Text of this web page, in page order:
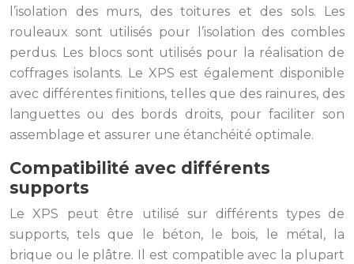
l’isolation des murs, des toitures et des sols. Les
rouleaux sont utilisés pour l’isolation des combles
perdus. Les blocs sont utilisés pour la réalisation de
coffrages isolants. Le XPS est également disponible
avec différentes finitions, telles que des rainures, des
languettes ou des bords droits, pour faciliter son
assemblage et assurer une étanchéité optimale.
Compatibilité avec différents
supports
Le XPS peut être utilisé sur différents types de
supports, tels que le béton, le bois, le métal, la
brique ou le plâtre. Il est compatible avec la plupart